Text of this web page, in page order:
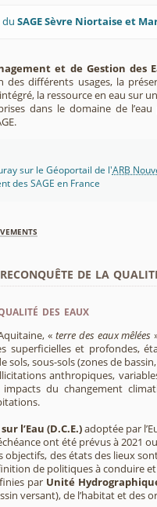
duSAGE Sèvre Niortaise et
et de Gestion des
des différents usages, la
la ressource en eau sur
dans le domaine de
sur le Géoportail de l'ARB
des SAGE en France
de la
des eaux
« terre des eaux mêlées
superficielles et profondes,
sols, sous-sols (zones de
anthropiques,
impacts du changement
l’Eau (D.C.E.)adoptée par
ont été prévus à 2021
objectifs, des états des lieux
de politiques à conduire et
par Unité
versant), de l’habitat et des